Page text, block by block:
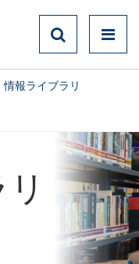
情報ライブラリ